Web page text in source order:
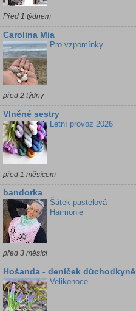
Před 1 týdnem
Carolina Mia
Pro vzpomínky
před 2 týdny
Vlněné sestry
Letní provoz 2026
před 1 měsícem
bandorka
Šátek pastelová
Harmonie
před 3 měsíci
Hošanda - deníček důchodkyně
Velikonoce